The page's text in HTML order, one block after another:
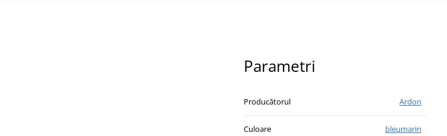
Parametri
Producătorul Ardon
Culoare bleumarin